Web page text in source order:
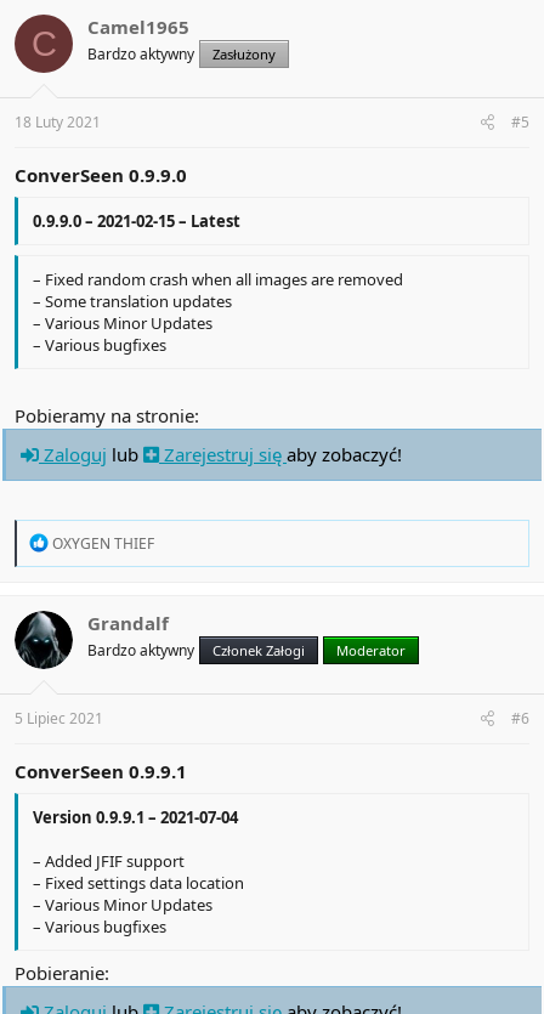
t
i
o
s
:
C Camel1965
Bardzo aktywny Zasłużony
18 Luty 2021 #5
ConverSeen 0.9.9.0
0.9.9.0 – 2021-02-15 – Latest
– Fixed random crash when all images are removed
– Some translation updates
– Various Minor Updates
– Various bugfixes
Pobieramy na stronie:
Zaloguj lub Zarejestruj się aby zobaczyć!
R
t
i
o
s
:
OXYGEN THIEF
Grandalf
Bardzo aktywny Członek Załogi Moderator
5 Lipiec 2021 #6
ConverSeen 0.9.9.1
Version 0.9.9.1 – 2021-07-04
– Added JFIF support
– Fixed settings data location
– Various Minor Updates
– Various bugfixes
Pobieranie: